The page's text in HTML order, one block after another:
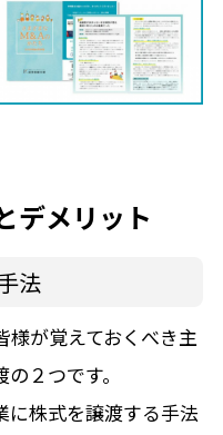
デメリット
法
様が覚えておくべき主
２つです。
に株式を譲渡する手法